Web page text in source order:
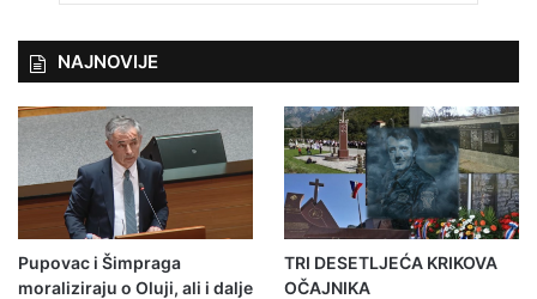
NAJNOVIJE
Pupovac i Šimpraga
moraliziraju o Oluji, ali i dalje
TRI DESETLJEĆA KRIKOVA
OČAJNIKA